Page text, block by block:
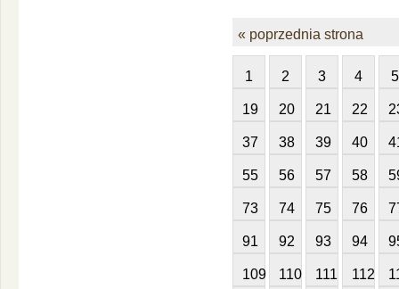
« poprzednia strona
1 2 3 4 5
19 20 21 22
37 38 39 40
55 56 57 58
73 74 75 76
91 92 93 94
109 110 111 112